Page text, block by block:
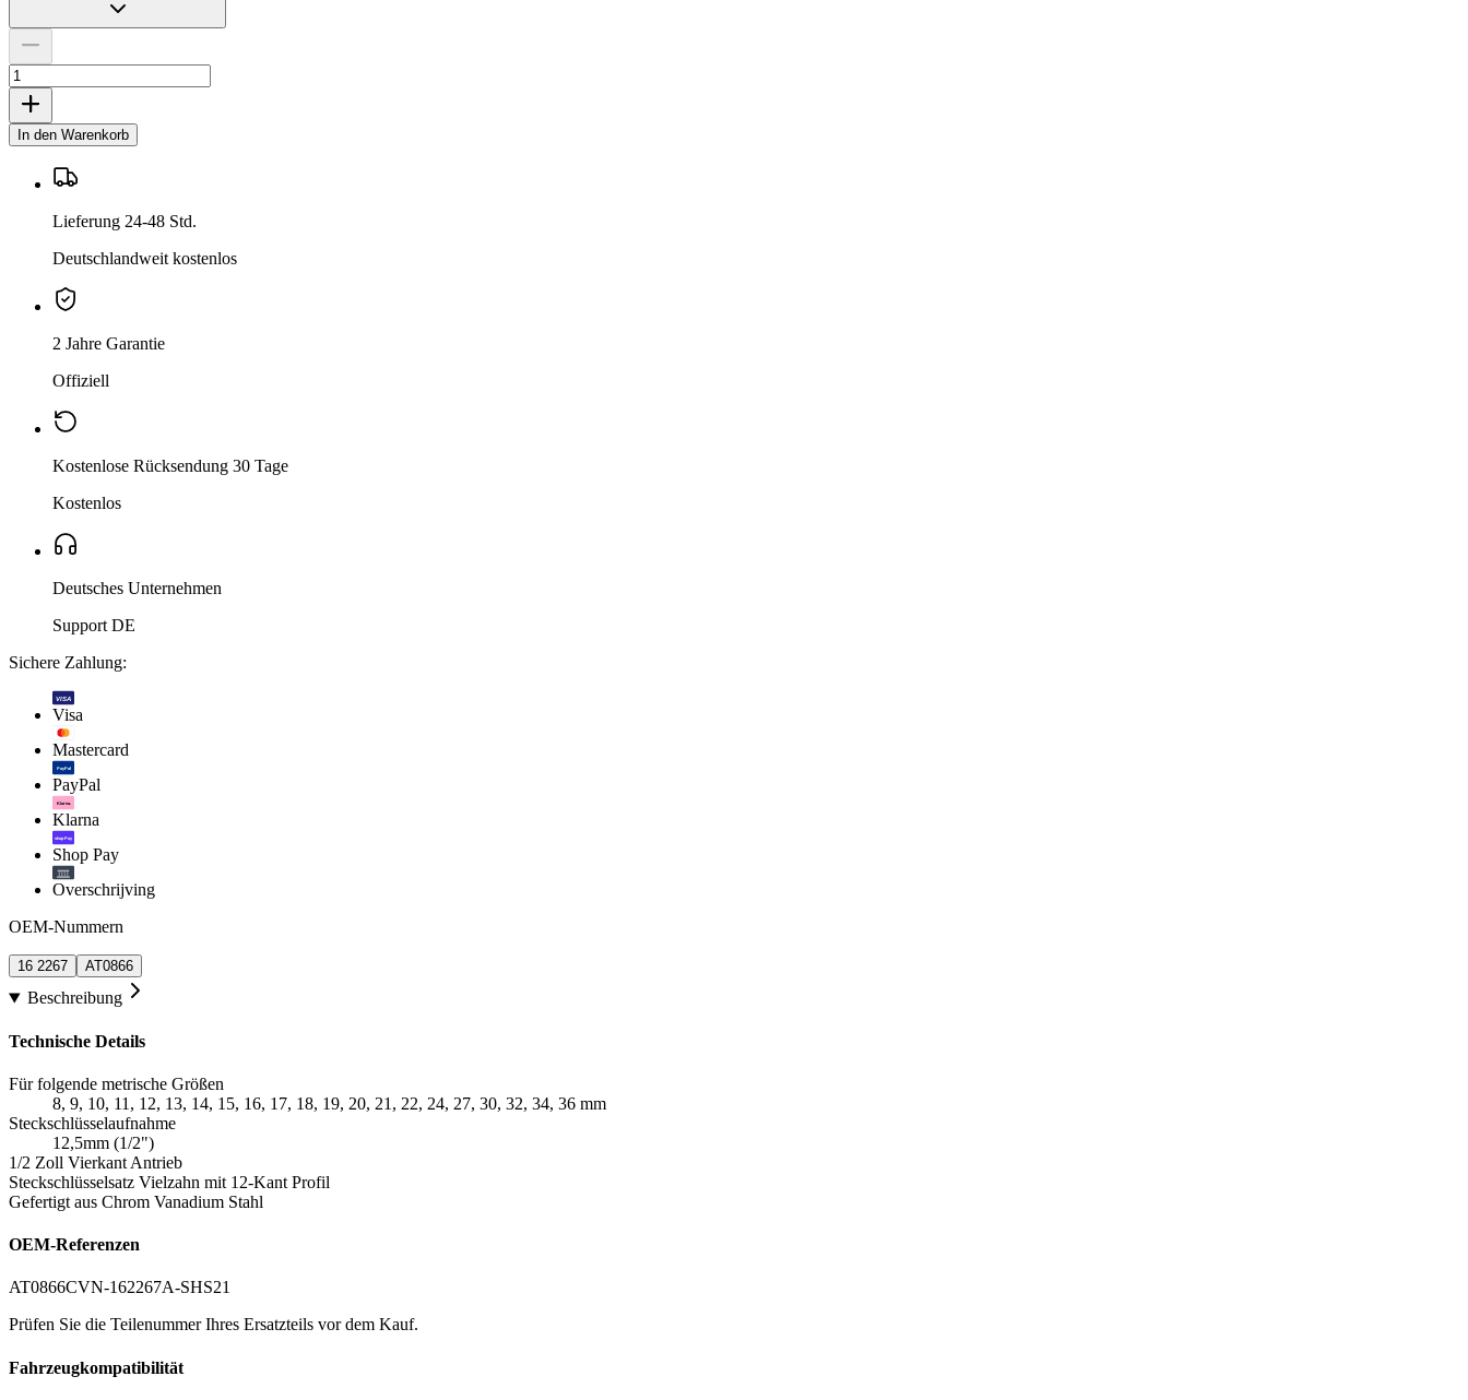
In den Warenkorb
Lieferung 24-48 Std.
Deutschlandweit kostenlos
2 Jahre Garantie
Offiziell
Kostenlose Rücksendung 30 Tage
Kostenlos
Deutsches Unternehmen
Support DE
Sichere Zahlung:
VISA
Visa
Mastercard
PayPal
PayPal
Klarna.
Klarna
shop Pay
Shop Pay
Overschrijving
OEM-Nummern
16 2267 AT0866
Beschreibung
Technische Details
Für folgende metrische Größen
8, 9, 10, 11, 12, 13, 14, 15, 16, 17, 18, 19, 20, 21, 22, 24, 27, 30, 32, 34, 36 mm
Steckschlüsselaufnahme
12,5mm (1/2")
1/2 Zoll Vierkant Antrieb
Steckschlüsselsatz Vielzahn mit 12-Kant Profil
Gefertigt aus Chrom Vanadium Stahl
OEM-Referenzen
AT0866CVN-162267A-SHS21
Prüfen Sie die Teilenummer Ihres Ersatzteils vor dem Kauf.
Fahrzeugkompatibilität